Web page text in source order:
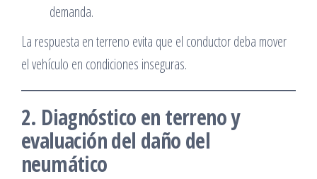
demanda.
La respuesta en terreno evita que el conductor deba mover
el vehículo en condiciones inseguras.
2. Diagnóstico en terreno y
evaluación del daño del
neumático